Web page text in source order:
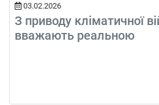
03.02.2026
З приводу кліматичної
вважають реальною